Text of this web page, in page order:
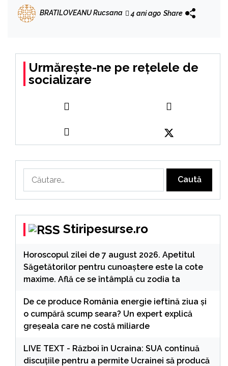
Ucraina’: Analiștii militari sunt atenți la
ceea ce se întâmplă după 20 februarie
BRATILOVEANU Rucsana 4 ani ago Share
Urmărește-ne pe rețelele de
socializare
după:
Stiripesurse.ro
Horoscopul zilei de 7 august 2026. Apetitul
Săgetătorilor pentru cunoaștere este la cote
maxime. Află ce se întâmplă cu zodia ta
De ce produce România energie ieftină ziua și
o cumpără scump seara? Un expert explică
greșeala care ne costă miliarde
LIVE TEXT - Război în Ucraina: SUA continuă
discuțiile pentru a permite Ucrainei să producă